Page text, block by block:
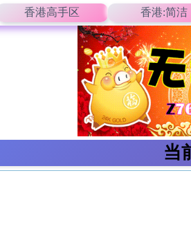
香港高手区 香港:简洁
当